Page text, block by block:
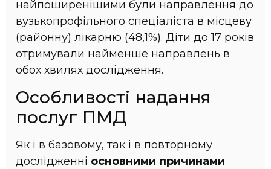
найпоширенішими були направлення до
вузькопрофільного спеціаліста в місцеву
(районну) лікарню (48,1%). Діти до 17 років
отримували найменше направлень в
обох хвилях дослідження.
Особливості надання
послуг ПМД
Як і в базовому, так і в повторному
дослідженні основними причинами